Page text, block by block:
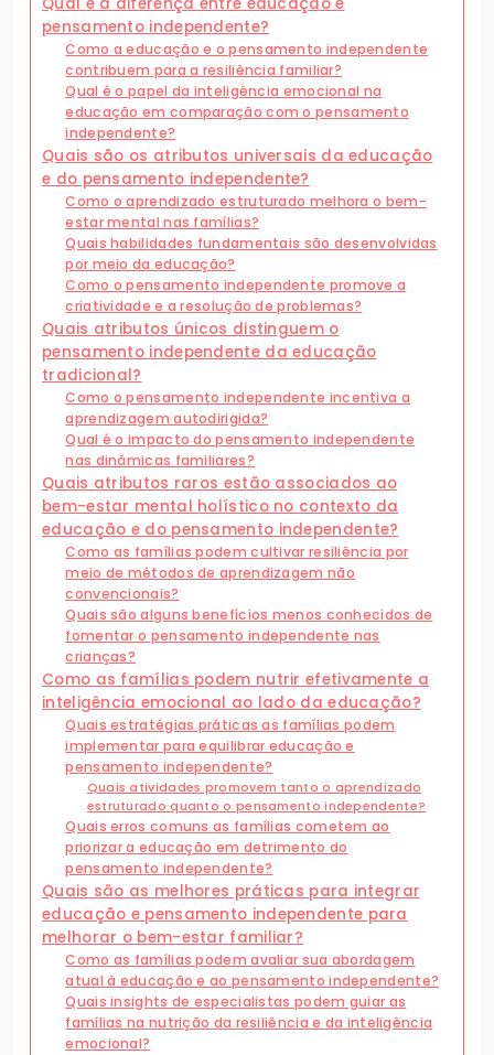
pensamento independente?
Como a educação e o pensamento independente
contribuem para a resiliência familiar?
Qual é o papel da inteligência emocional na
educação em comparação com o pensamento
independente?
Quais são os atributos universais da educação
e do pensamento independente?
Como o aprendizado estruturado melhora o bem-
estar mental nas famílias?
Quais habilidades fundamentais são desenvolvidas
por meio da educação?
Como o pensamento independente promove a
criatividade e a resolução de problemas?
Quais atributos únicos distinguem o
pensamento independente da educação
tradicional?
Como o pensamento independente incentiva a
aprendizagem autodirigida?
Qual é o impacto do pensamento independente
nas dinâmicas familiares?
Quais atributos raros estão associados ao
bem-estar mental holístico no contexto da
educação e do pensamento independente?
Como as famílias podem cultivar resiliência por
meio de métodos de aprendizagem não
convencionais?
Quais são alguns benefícios menos conhecidos de
fomentar o pensamento independente nas
crianças?
Como as famílias podem nutrir efetivamente a
inteligência emocional ao lado da educação?
Quais estratégias práticas as famílias podem
implementar para equilibrar educação e
pensamento independente?
Quais atividades promovem tanto o aprendizado
estruturado quanto o pensamento independente?
Quais erros comuns as famílias cometem ao
priorizar a educação em detrimento do
pensamento independente?
Quais são as melhores práticas para integrar
educação e pensamento independente para
melhorar o bem-estar familiar?
Como as famílias podem avaliar sua abordagem
atual à educação e ao pensamento independente?
Quais insights de especialistas podem guiar as
famílias na nutrição da resiliência e da inteligência
emocional?